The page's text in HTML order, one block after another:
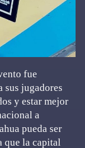
fue
sus jugadores
y estar mejor
a
pueda ser
que la capital